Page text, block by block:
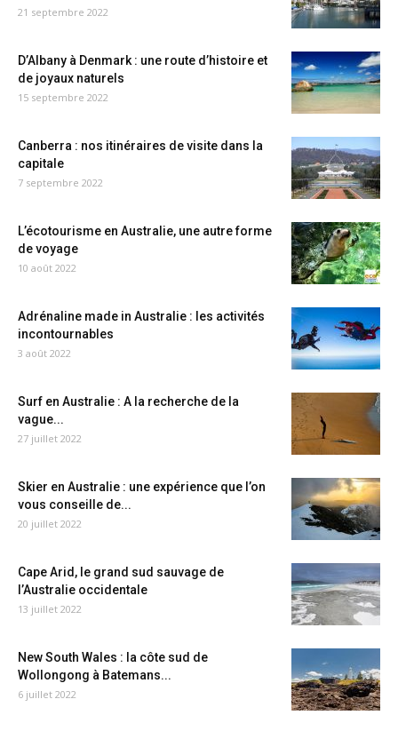
21 septembre 2022
D’Albany à Denmark : une route d’histoire et
de joyaux naturels
15 septembre 2022
Canberra : nos itinéraires de visite dans la
capitale
7 septembre 2022
L’écotourisme en Australie, une autre forme
de voyage
10 août 2022
Adrénaline made in Australie : les activités
incontournables
3 août 2022
Surf en Australie : A la recherche de la
vague...
27 juillet 2022
Skier en Australie : une expérience que l’on
vous conseille de...
20 juillet 2022
Cape Arid, le grand sud sauvage de
l’Australie occidentale
13 juillet 2022
New South Wales : la côte sud de
Wollongong à Batemans...
6 juillet 2022